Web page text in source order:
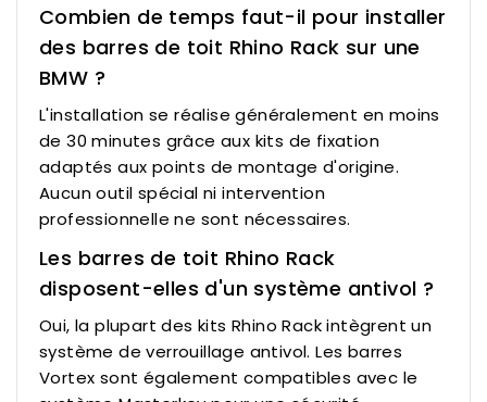
Combien de temps faut-il pour installer
des barres de toit Rhino Rack sur une
BMW ?
L'installation se réalise généralement en moins
de 30 minutes grâce aux kits de fixation
adaptés aux points de montage d'origine.
Aucun outil spécial ni intervention
professionnelle ne sont nécessaires.
Les barres de toit Rhino Rack
disposent-elles d'un système antivol ?
Oui, la plupart des kits Rhino Rack intègrent un
système de verrouillage antivol. Les barres
Vortex sont également compatibles avec le